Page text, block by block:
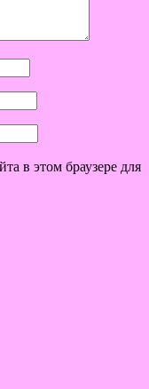
в этом браузере для